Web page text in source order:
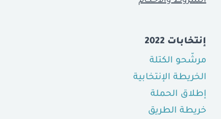
إنتخابات 2022
مرشّحو الكتلة
الخريطة الإنتخابية
إطلاق الحملة
خريطة الطريق